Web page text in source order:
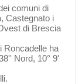
comuni di
, Castegnato i
di Brescia
Roncadelle ha
Nord, 10° 9'